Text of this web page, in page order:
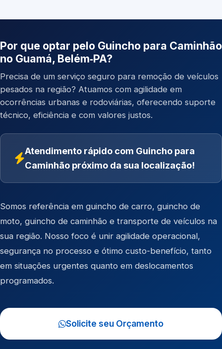
Por que optar pelo Guincho para Caminhão
no Guamá, Belém‑PA?
Precisa de um serviço seguro para remoção de veículos
pesados na região? Atuamos com agilidade em
ocorrências urbanas e rodoviárias, oferecendo suporte
técnico, eficiência e com valores justos.
Atendimento rápido com Guincho para
Caminhão próximo da sua localização!
Somos referência em guincho de carro, guincho de
moto, guincho de caminhão e transporte de veículos na
sua região. Nosso foco é unir agilidade operacional,
segurança no processo e ótimo custo-benefício, tanto
em situações urgentes quanto em deslocamentos
programados.
Solicite seu Orçamento